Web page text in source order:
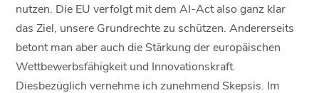
nutzen. Die EU verfolgt mit dem AI-Act also ganz klar
das Ziel, unsere Grundrechte zu schützen. Andererseits
betont man aber auch die Stärkung der europäischen
Wettbewerbsfähigkeit und Innovationskraft.
Diesbezüglich vernehme ich zunehmend Skepsis. Im